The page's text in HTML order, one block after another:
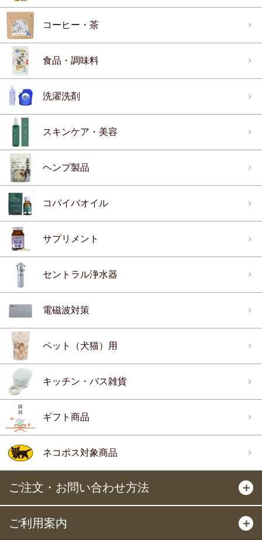
コーヒー・茶
食品・調味料
洗濯洗剤
スキンケア・美容
ヘンプ製品
コパイバオイル
サプリメント
セントラル浄水器
電磁波対策
ペット（犬猫）用
キッチン・バス雑貨
ギフト商品
ネコポス対象商品
ご注文・お問い合わせ方法 ＋
ご利用案内 ＋